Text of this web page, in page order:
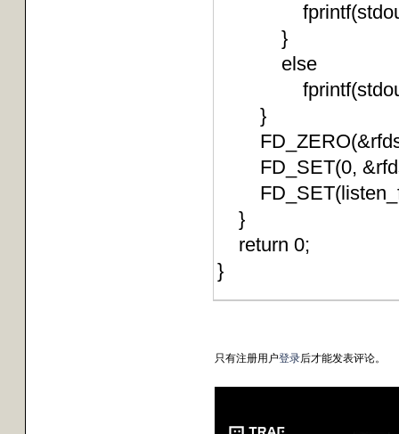
}
else
}
FD_SET(0,
}
return 0;
}
只有注册用户登录后才能发表评论。